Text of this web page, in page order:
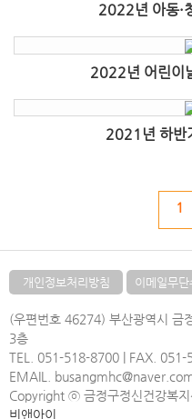
2022년 아동·
2022년 어린이
2021년 하반
1
개인정보처리방침 이메일무
(우편번호 46274) 부산광역시 금
3층
TEL. 051-518-8700 | FAX. 051-
EMAIL.
Copyright ⓒ 금정구정신건강복
비앤아이